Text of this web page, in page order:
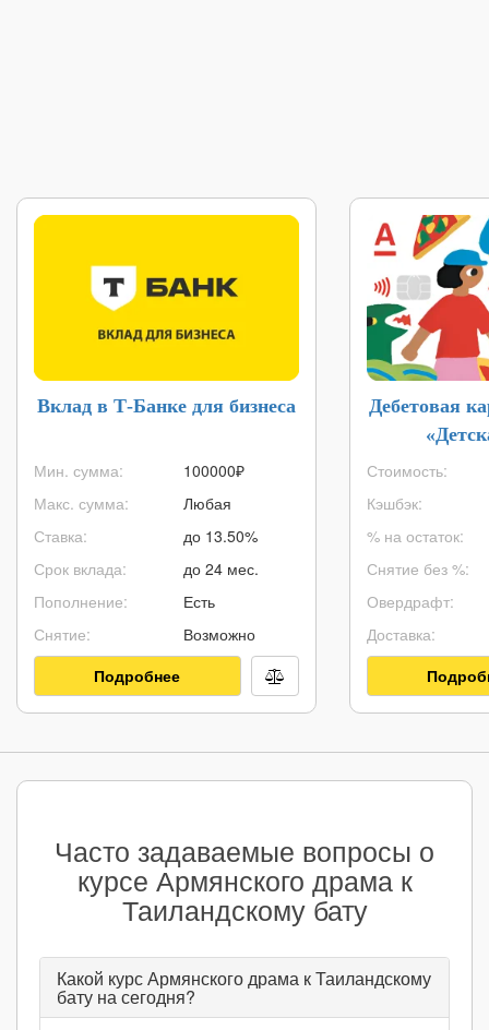
Вклад в Т-Банке для бизнеса
Мин. сумма:
Макс. сумма:
Ставка:
Срок вклада:
Пополнение:
Снятие:
100000₽
Любая
до 13.50%
до 24 мес.
Есть
Возможно
Подробнее
Дебетовая
Стоимость:
Кэшбэк:
% на остаток:
Снятие без %:
Овердрафт:
Доставка:
Часто задаваемые вопросы о
курсе Армянского драма к
Таиландскому бату
Какой курс Армянского драма к Таиландскому
бату на сегодня?